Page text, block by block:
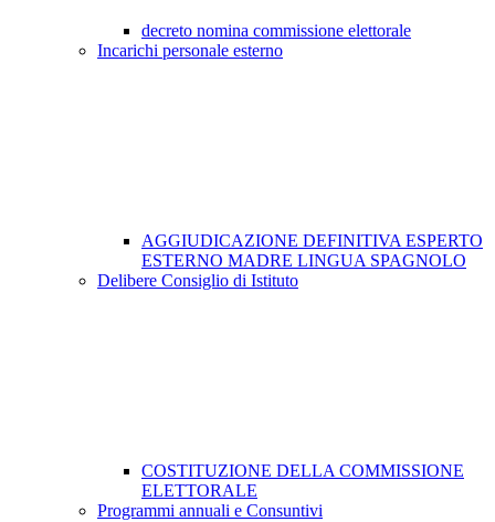
decreto nomina commissione elettorale
Incarichi personale esterno
AGGIUDICAZIONE DEFINITIVA ESPERTO
ESTERNO MADRE LINGUA SPAGNOLO
Delibere Consiglio di Istituto
COSTITUZIONE DELLA COMMISSIONE
ELETTORALE
Programmi annuali e Consuntivi